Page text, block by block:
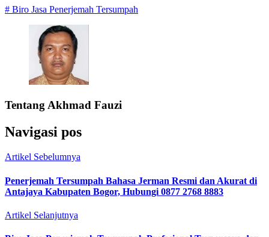
# Biro Jasa Penerjemah Tersumpah
Tentang Akhmad Fauzi
Navigasi pos
Artikel Sebelumnya
Penerjemah Tersumpah Bahasa Jerman Resmi dan Akurat di
Antajaya Kabupaten Bogor, Hubungi 0877 2768 8883
Artikel Selanjutnya